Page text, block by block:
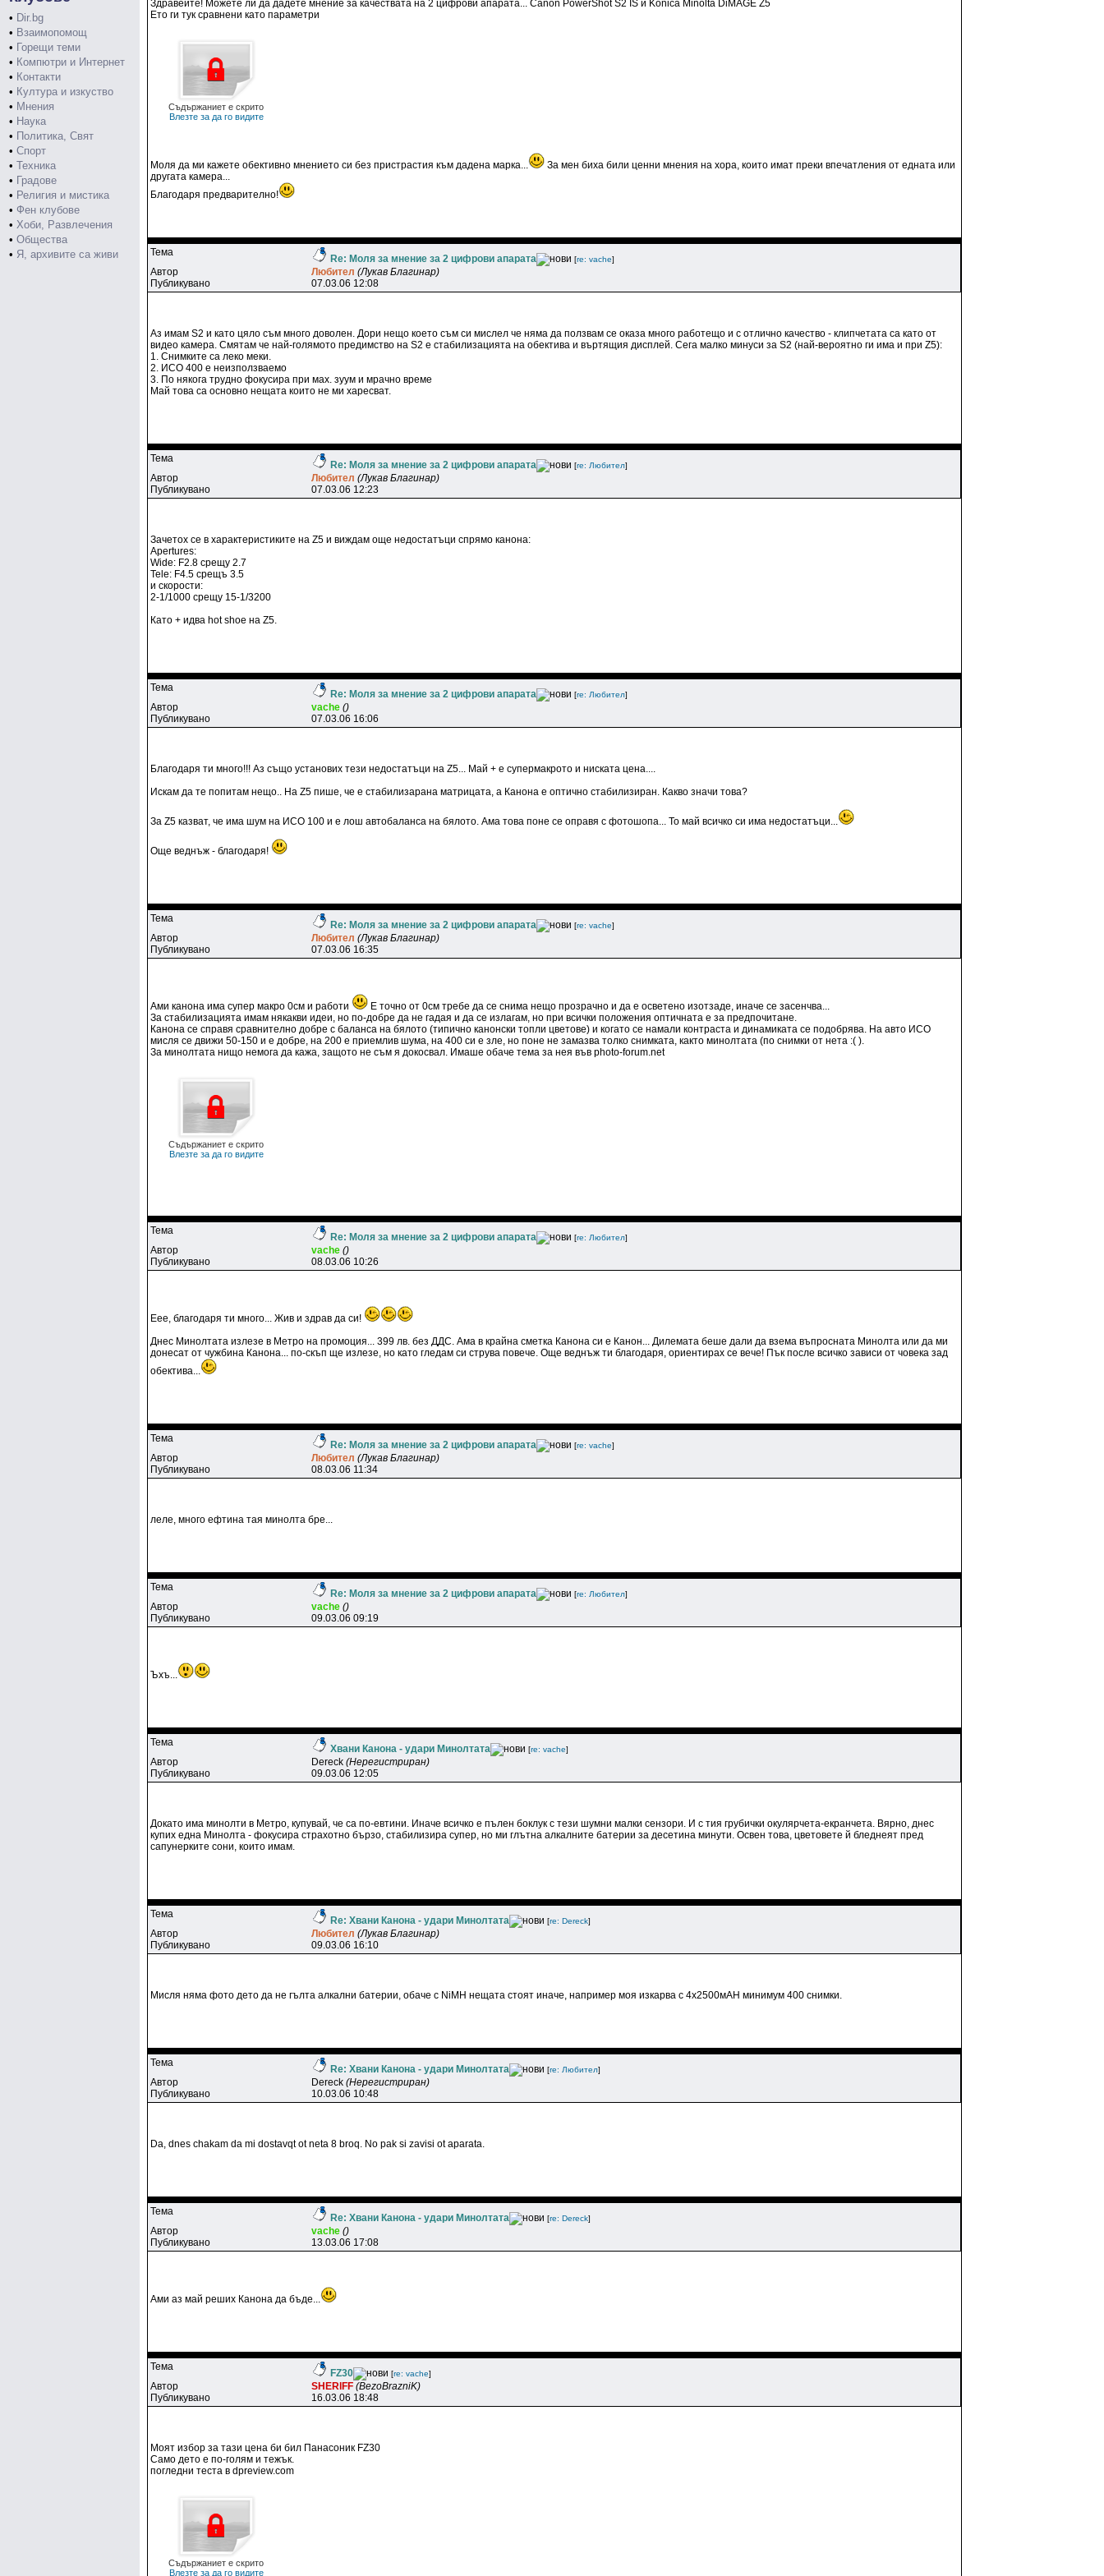
• Dir.bg
• Взаимопомощ
• Горещи теми
• Компютри и Интернет
• Контакти
• Култура и изкуство
• Мнения
• Наука
• Политика, Свят
• Спорт
• Техника
• Градове
• Религия и мистика
• Фен клубове
• Хоби, Развлечения
• Общества
• Я, архивите са живи
Здравейте! Можете ли да дадете мнение за качествата на 2 цифрови апарата... Canon PowerShot S2 IS и Konica Minolta DiMAGE Z5
Ето ги тук сравнени като параметри
Съдържаниет е скрито
Влезте за да го видите
Моля да ми кажете обективно мнението си без пристрастия към дадена марка...
За мен биха били ценни мнения на хора, които имат преки впечатления от едната или
другата камера...
Благодаря предварително!
Тема
Re: Моля за мнение за 2 цифрови апарата [re: vache]
Автор Любитeл (Лукав Благинар)
Публикувано
07.03.06 12:08
Аз имам S2 и като цяло съм много доволен. Дори нещо което съм си мислел че няма да ползвам се оказа много работещо и с отлично качество - клипчетата са като от
видео камера. Смятам че най-голямото предимство на S2 е стабилизацията на обектива и въртящия дисплей. Сега малко минуси за S2 (най-вероятно ги има и при Z5):
1. Снимките са леко меки.
2. ИСО 400 е неизползваемо
3. По някога трудно фокусира при мах. зуум и мрачно време
Май това са основно нещата които не ми харесват.
Тема
Re: Моля за мнение за 2 цифрови апарата [re: Любитeл]
Автор Любитeл (Лукав Благинар)
Публикувано
07.03.06 12:23
Зачетох се в характеристиките на Z5 и виждам още недостатъци спрямо канона:
Apertures:
Wide: F2.8 срещу 2.7
Tele: F4.5 срещъ 3.5
и скорости:
2-1/1000 срещу 15-1/3200
Като + идва hot shoe на Z5.
Тема
Re: Моля за мнение за 2 цифрови апарата [re: Любитeл]
Автор vache ()
Публикувано
07.03.06 16:06
Благодаря ти много!!! Аз също установих тези недостатъци на Z5... Май + е супермакрото и ниската цена....
Искам да те попитам нещо.. На Z5 пише, че е стабилизарана матрицата, а Канона е оптично стабилизиран. Какво значи това?
За Z5 казват, че има шум на ИСО 100 и е лош автобаланса на бялото. Ама това поне се оправя с фотошопа... То май всичко си има недостатъци...
Още веднъж - благодаря!
Тема
Re: Моля за мнение за 2 цифрови апарата [re: vache]
Автор Любитeл (Лукав Благинар)
Публикувано
07.03.06 16:35
Ами канона има супер макро 0см и работи
Е точно от 0см требе да се снима нещо прозрачно и да е осветено изотзаде, иначе се засенчва...
За стабилизацията имам някакви идеи, но по-добре да не гадая и да се излагам, но при всички положения оптичната е за предпочитане.
Канона се справя сравнително добре с баланса на бялото (типично канонски топли цветове) и когато се намали контраста и динамиката се подобрява. На авто ИСО
мисля се движи 50-150 и е добре, на 200 е приемлив шума, на 400 си е зле, но поне не замазва толко снимката, както минолтата (по снимки от нета :( ).
За минолтата нищо немога да кажа, защото не съм я докосвал. Имаше обаче тема за нея във photo-forum.net
Съдържаниет е скрито
Влезте за да го видите
Тема
Re: Моля за мнение за 2 цифрови апарата [re: Любитeл]
Автор vache ()
Публикувано
08.03.06 10:26
Еее, благодаря ти много... Жив и здрав да си!
Днес Минолтата излезе в Метро на промоция... 399 лв. без ДДС. Ама в крайна сметка Канона си е Канон... Дилемата беше дали да взема въпросната Минолта или да ми
донесат от чужбина Канона... по-скъп ще излезе, но като гледам си струва повече. Още веднъж ти благодаря, ориентирах се вече! Пък после всичко зависи от човека зад
обектива...
Тема
Re: Моля за мнение за 2 цифрови апарата [re: vache]
Автор Любитeл (Лукав Благинар)
Публикувано
08.03.06 11:34
леле, много ефтина тая минолта бре...
Тема
Re: Моля за мнение за 2 цифрови апарата [re: Любитeл]
Автор vache ()
Публикувано
09.03.06 09:19
Ъхъ...
Тема
Хвани Канона - удари Минолтата [re: vache]
Автор Dereck (Нерегистриран)
Публикувано
09.03.06 12:05
Докато има минолти в Метро, купувай, че са по-евтини. Иначе всичко е пълен боклук с тези шумни малки сензори. И с тия грубички окулярчета-екранчета. Вярно, днес
купих една Минолта - фокусира страхотно бързо, стабилизира супер, но ми глътна алкалните батерии за десетина минути. Освен това, цветовете й бледнеят пред
сапунерките сони, които имам.
Тема
Re: Хвани Канона - удари Минолтата [re: Dereck]
Автор Любитeл (Лукав Благинар)
Публикувано
09.03.06 16:10
Мисля няма фото дето да не гълта алкални батерии, обаче с NiMH нещата стоят иначе, например моя изкарва с 4х2500мАН минимум 400 снимки.
Тема
Re: Хвани Канона - удари Минолтата [re: Любитeл]
Автор Dereck (Нерегистриран)
Публикувано
10.03.06 10:48
Da, dnes chakam da mi dostavqt ot neta 8 broq. No pak si zavisi ot aparata.
Тема
Re: Хвани Канона - удари Минолтата [re: Dereck]
Автор vache ()
Публикувано
13.03.06 17:08
Ами аз май реших Канона да бъде...
Тема
FZ30 [re: vache]
Автор SHERlFF (BezoBrazniK)
Публикувано
16.03.06 18:48
Моят избор за тази цена би бил Панасоник FZ30
Само дето е по-голям и тежък.
погледни теста в dpreview.com
Съдържаниет е скрито
Влезте за да го видите